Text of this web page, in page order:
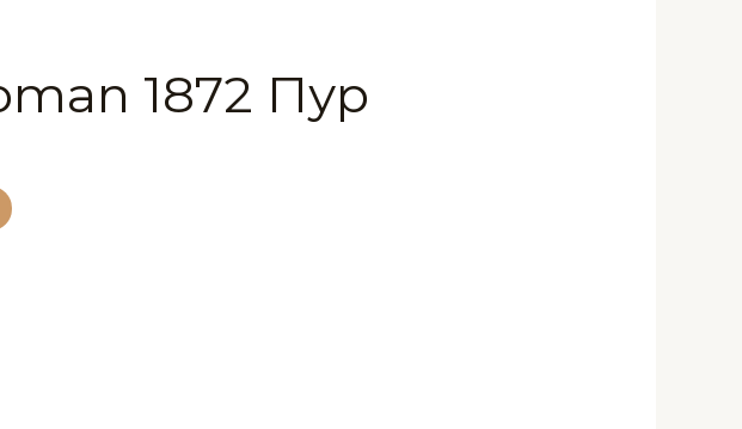
1872 Пур